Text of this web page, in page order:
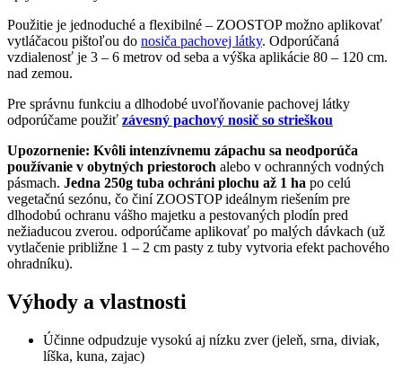
Použitie je jednoduché a flexibilné – ZOOSTOP možno aplikovať
vytláčacou pištoľou do nosiča pachovej látky. Odporúčaná
vzdialenosť je 3 – 6 metrov od seba a výška aplikácie 80 – 120 cm.
nad zemou.
Pre správnu funkciu a dlhodobé uvoľňovanie pachovej látky
odporúčame použiť závesný pachový nosič so strieškou
Upozornenie: Kvôli intenzívnemu zápachu sa neodporúča
používanie v obytných priestoroch alebo v ochranných vodných
pásmach. Jedna 250g tuba ochráni plochu až 1 ha po celú
vegetačnú sezónu, čo činí ZOOSTOP ideálnym riešením pre
dlhodobú ochranu vášho majetku a pestovaných plodín pred
nežiaducou zverou. odporúčame aplikovať po malých dávkach (už
vytlačenie približne 1 – 2 cm pasty z tuby vytvoria efekt pachového
ohradníku).
Výhody a vlastnosti
Účinne odpudzuje vysokú aj nízku zver (jeleň, srna, diviak,
líška, kuna, zajac)